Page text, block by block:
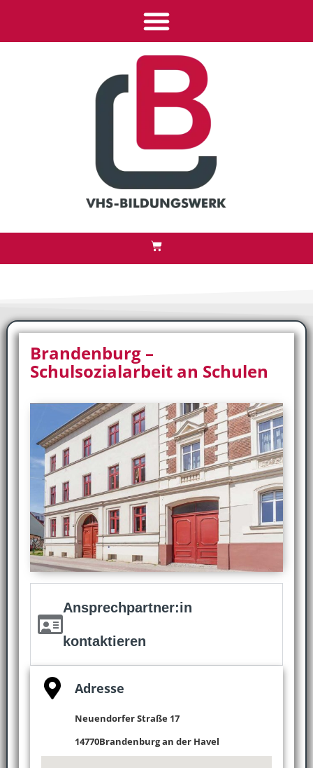
Brandenburg –
Schulsozialarbeit an Schulen
Ansprechpartner:in
kontaktieren
Adresse
Neuendorfer Straße 17
14770Brandenburg an der Havel